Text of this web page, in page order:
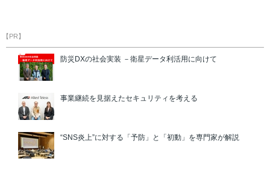
【PR】
防災DXの社会実装 －衛星データ利活用に向けて
事業継続を見据えたセキュリティを考える
“SNS炎上”に対する「予防」と「初動」を専門家が解説